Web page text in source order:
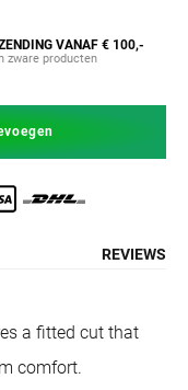
Wit VANAF € 100,-
zware producten
REVIEWS
a fitted cut that
comfort.